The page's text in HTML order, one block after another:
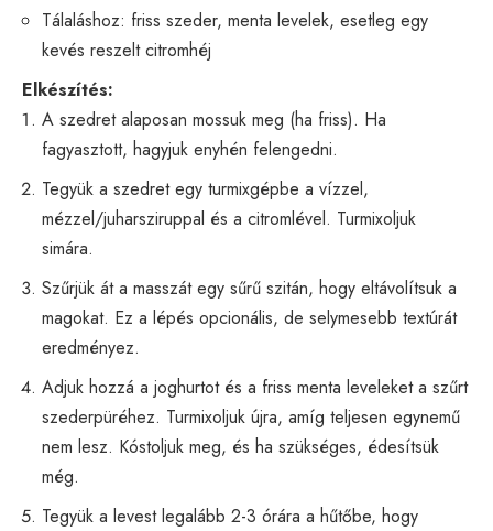
Tálaláshoz: friss szeder, menta levelek, esetleg egy
kevés reszelt citromhéj
Elkészítés:
A szedret alaposan mossuk meg (ha friss). Ha
fagyasztott, hagyjuk enyhén felengedni.
Tegyük a szedret egy turmixgépbe a vízzel,
mézzel/juharsziruppal és a citromlével. Turmixoljuk
simára.
Szűrjük át a masszát egy sűrű szitán, hogy eltávolítsuk a
magokat. Ez a lépés opcionális, de selymesebb textúrát
eredményez.
Adjuk hozzá a joghurtot és a friss menta leveleket a szűrt
szederpüréhez. Turmixoljuk újra, amíg teljesen egynemű
nem lesz. Kóstoljuk meg, és ha szükséges, édesítsük
még.
Tegyük a levest legalább 2-3 órára a hűtőbe, hogy